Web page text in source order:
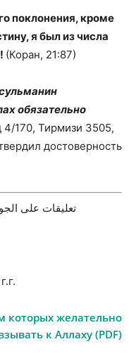
поклонения, кроме
я был из числа
(Коран, 21:87)
обязательно
4/170, Тирмизи 3505,
достоверность
تعليقات على
которых желательно
к Аллаху (PDF)